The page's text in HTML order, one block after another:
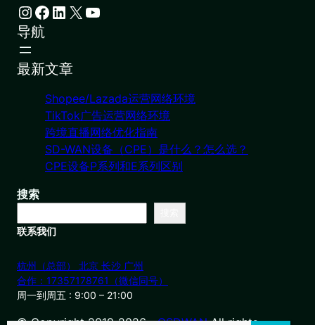
Instagram Facebook LinkedIn X YouTube
导航
最新文章
Shopee/Lazada运营网络环境
TikTok广告运营网络环境
跨境直播网络优化指南
SD-WAN设备（CPE）是什么？怎么选？
CPE设备P系列和E系列区别
搜索
联系我们
杭州（总部） 北京 长沙 广州
合作：17357178761（微信同号）
周一到周五 : 9:00 – 21:00
© Copyright 2019-2026・OSDWANAll rights